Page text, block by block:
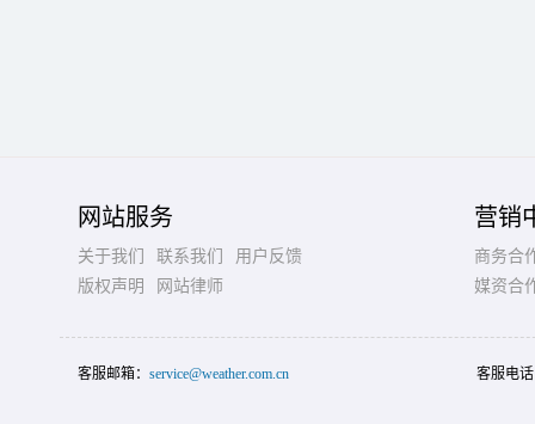
网站服务
关于我们 联系我们
用户反馈
版权声明
网站律师
营销
商务合
媒资合
客服邮箱： service@weather.com.cn 客服电